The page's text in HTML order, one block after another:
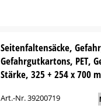
Seitenfaltensäcke,
Gefahrgutkartons, PET,
Stärke, 325 + 254 x 700
Art.-Nr. 39200719